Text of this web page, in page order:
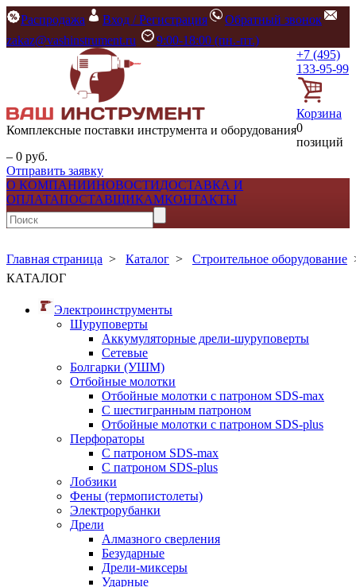
Распродажа Вход / Регистрация
Обратный звонок
zakaz@vashinstrument.ru
9:00-18:00 (пн.-пт.)
Комплексные поставки инструмента и оборудования
+7 (495)
133-95-99
Корзина
0
позиций
– 0 руб.
Отправить заявку
О КОМПАНИИНОВОСТИДОСТАВКА И
ОПЛАТАПОСТАВЩИКАМКОНТАКТЫ
Главная страница > Каталог > Строительное оборудование
КАТАЛОГ
Электроинструменты
Шуруповерты
Аккумуляторные дрели-шуруповерты
Сетевые
Болгарки (УШМ)
Отбойные молотки
Отбойные молотки с патроном SDS-max
С шестигранным патроном
Отбойные молотки с патроном SDS-plus
Перфораторы
С патроном SDS-max
С патроном SDS-plus
Лобзики
Фены (термопистолеты)
Электрорубанки
Дрели
Алмазного сверления
Безударные
Дрели-миксеры
Ударные